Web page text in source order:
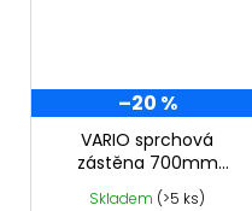
–20 %
VARIO sprchová
zástěna 700mm
tmavé sklo GX1370
Skladem (>5 ks)